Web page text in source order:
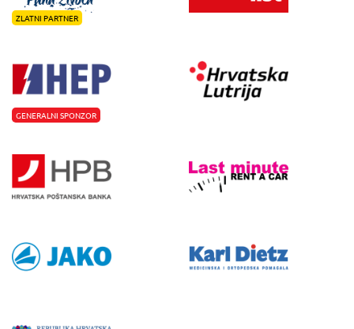
ZLATNI PARTNER
GENERALNI SPONZOR